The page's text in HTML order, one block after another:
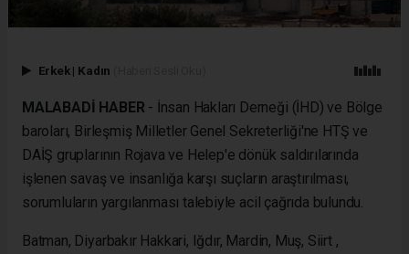
Erkek | Kadın
MALABADİ HABER - İnsan Hakları Derneği (İHD) ve Bölge
baroları, Birleşmiş Milletler Genel Sekreterliği'ne HTŞ ve
DAİŞ gruplarının Rojava ve Helep'e dönük saldırılarında
işlenen savaş ve insanlığa karşı suçların araştırılması,
sorumluların yargılanması talebiyle acil çağrıda bulundu.
Batman, Diyarbakır Hakkari, Iğdır, Mardin, Muş, Siirt ,